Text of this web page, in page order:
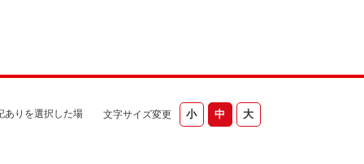
文字サイズ変更
ありを選択した場